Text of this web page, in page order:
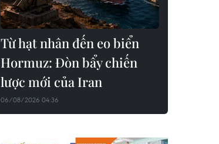
Từ hạt nhân đến eo biển
Hormuz: Đòn bẩy chiến
lược mới của Iran
06/08/2026 04:36